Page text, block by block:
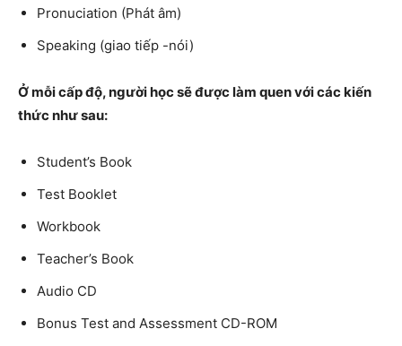
Pronuciation (Phát âm)
Speaking (giao tiếp -nói)
Ở mỗi cấp độ, người học sẽ được làm quen với các kiến
thức như sau:
Student’s Book
Test Booklet
Workbook
Teacher’s Book
Audio CD
Bonus Test and Assessment CD-ROM